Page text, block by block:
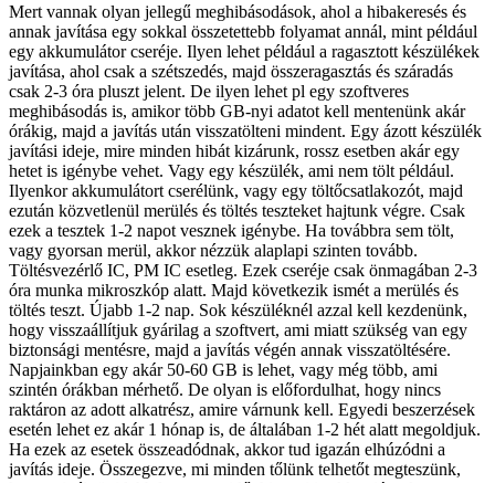
Mert vannak olyan jellegű meghibásodások, ahol a hibakeresés és
annak javítása egy sokkal összetettebb folyamat annál, mint például
egy akkumulátor cseréje. Ilyen lehet például a ragasztott készülékek
javítása, ahol csak a szétszedés, majd összeragasztás és száradás
csak 2-3 óra pluszt jelent. De ilyen lehet pl egy szoftveres
meghibásodás is, amikor több GB-nyi adatot kell mentenünk akár
órákig, majd a javítás után visszatölteni mindent. Egy ázott készülék
javítási ideje, mire minden hibát kizárunk, rossz esetben akár egy
hetet is igénybe vehet. Vagy egy készülék, ami nem tölt például.
Ilyenkor akkumulátort cserélünk, vagy egy töltőcsatlakozót, majd
ezután közvetlenül merülés és töltés teszteket hajtunk végre. Csak
ezek a tesztek 1-2 napot vesznek igénybe. Ha továbbra sem tölt,
vagy gyorsan merül, akkor nézzük alaplapi szinten tovább.
Töltésvezérlő IC, PM IC esetleg. Ezek cseréje csak önmagában 2-3
óra munka mikroszkóp alatt. Majd következik ismét a merülés és
töltés teszt. Újabb 1-2 nap. Sok készüléknél azzal kell kezdenünk,
hogy visszaállítjuk gyárilag a szoftvert, ami miatt szükség van egy
biztonsági mentésre, majd a javítás végén annak visszatöltésére.
Napjainkban egy akár 50-60 GB is lehet, vagy még több, ami
szintén órákban mérhető. De olyan is előfordulhat, hogy nincs
raktáron az adott alkatrész, amire várnunk kell. Egyedi beszerzések
esetén lehet ez akár 1 hónap is, de általában 1-2 hét alatt megoldjuk.
Ha ezek az esetek összeadódnak, akkor tud igazán elhúzódni a
javítás ideje. Összegezve, mi minden tőlünk telhetőt megteszünk,